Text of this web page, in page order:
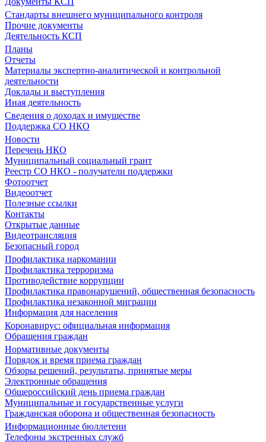
Стандарты внешнего муниципального контроля
Прочие документы
Деятельность КСП
Планы
Отчеты
Материалы экспертно-аналитической и контрольной
деятельности
Доклады и выступления
Иная деятельность
Сведения о доходах и имуществе
Поддержка СО НКО
Новости
Перечень НКО
Муниципальный социальный грант
Реестр СО НКО - получатели поддержки
Фотоотчет
Видеоотчет
Полезные ссылки
Контакты
Открытые данные
Видеотрансляция
Безопасный город
Профилактика наркомании
Профилактика терроризма
Противодействие коррупции
Профилактика правонарушений, общественная безопасность
Профилактика незаконной миграции
Информация для населения
Коронавирус: официальная информация
Обращения граждан
Нормативные документы
Порядок и время приема граждан
Обзоры решений, результаты, принятые меры
Электронные обращения
Общероссийский день приема граждан
Муниципальные и государственные услуги
Гражданская оборона и общественная безопасность
Информационные бюллетени
Телефоны экстренных служб